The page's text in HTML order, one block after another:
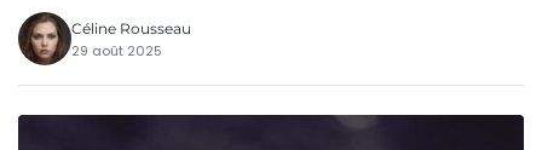
Céline Rousseau
29 août 2025